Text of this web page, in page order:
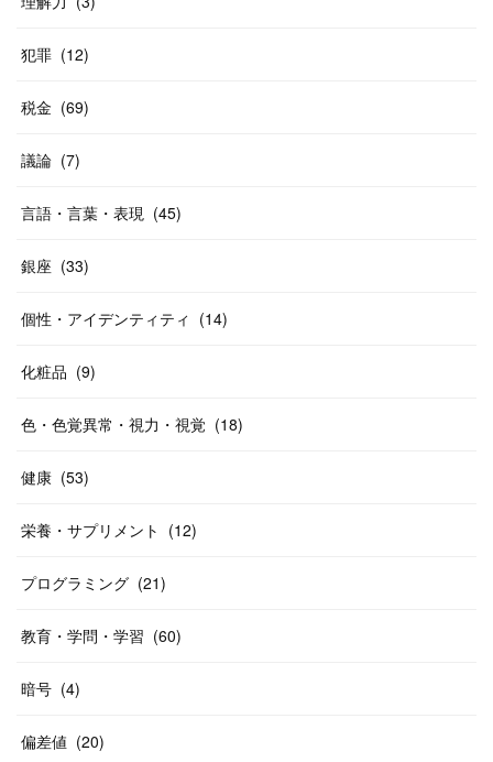
犯罪 (12)
税金 (69)
議論 (7)
言語・言葉・表現 (45)
銀座 (33)
個性・アイデンティティ (14)
化粧品 (9)
色・色覚異常・視力・視覚 (18)
健康 (53)
栄養・サプリメント (12)
プログラミング (21)
教育・学問・学習 (60)
暗号 (4)
偏差値 (20)